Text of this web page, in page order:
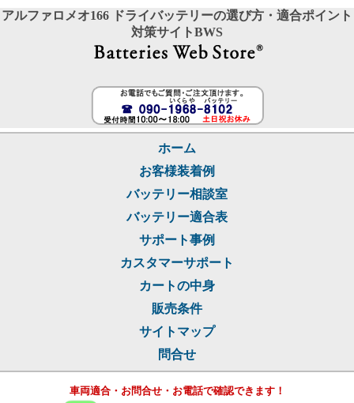
アルファロメオ166 ドライバッテリーの選び方・適合ポイント
対策サイトBWS
ホーム
お客様装着例
バッテリー相談室
バッテリー適合表
サポート事例
カスタマーサポート
カートの中身
販売条件
サイトマップ
問合せ
車両適合・お問合せ・お電話で確認できます！